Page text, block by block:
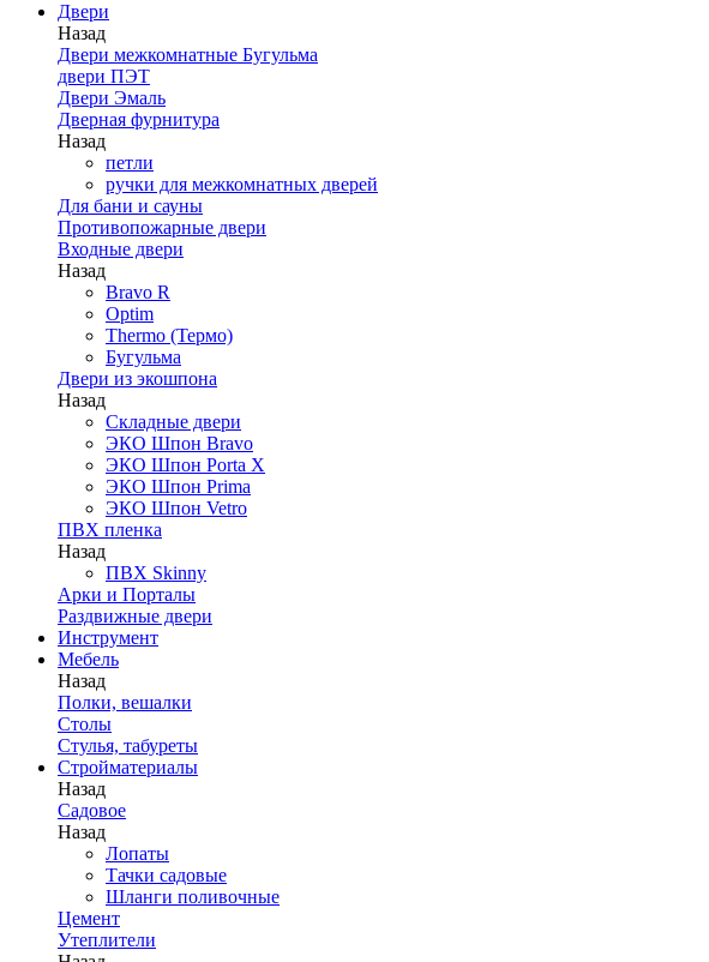
Двери
Назад
Двери межкомнатные Бугульма
двери ПЭТ
Двери Эмаль
Дверная фурнитура
Назад
петли
ручки для межкомнатных дверей
Для бани и сауны
Противопожарные двери
Входные двери
Назад
Bravo R
Optim
Thermo (Термо)
Бугульма
Двери из экошпона
Назад
Складные двери
ЭКО Шпон Bravo
ЭКО Шпон Porta X
ЭКО Шпон Prima
ЭКО Шпон Vetro
ПВХ пленка
Назад
ПВХ Skinny
Арки и Порталы
Раздвижные двери
Инструмент
Мебель
Назад
Полки, вешалки
Столы
Стулья, табуреты
Стройматериалы
Назад
Садовое
Назад
Лопаты
Тачки садовые
Шланги поливочные
Цемент
Утеплители